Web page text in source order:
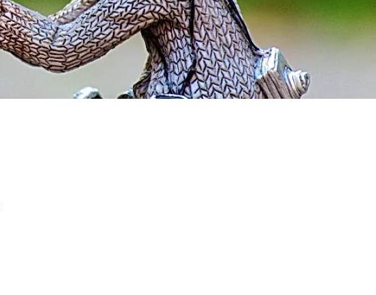
Foto por PixelBay